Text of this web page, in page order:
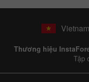
Hide chart
1 year / 2 years / 3 years /
Thương hiệu
Tập